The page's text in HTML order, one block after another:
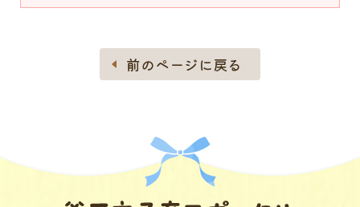
前のページに戻る